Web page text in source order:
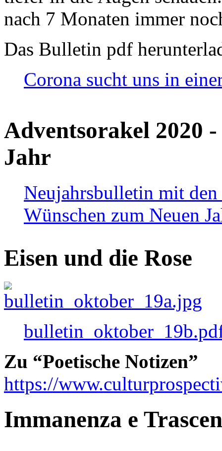
nach 7 Monaten immer
Das Bulletin pdf
Corona sucht uns in
Adventsorakel 2020
Jahr
Neujahrsbulletin mit den
Wünschen zum Neuen
Eisen und die Rose
Zu “Poetische Notizen”
https://
Immanenza e